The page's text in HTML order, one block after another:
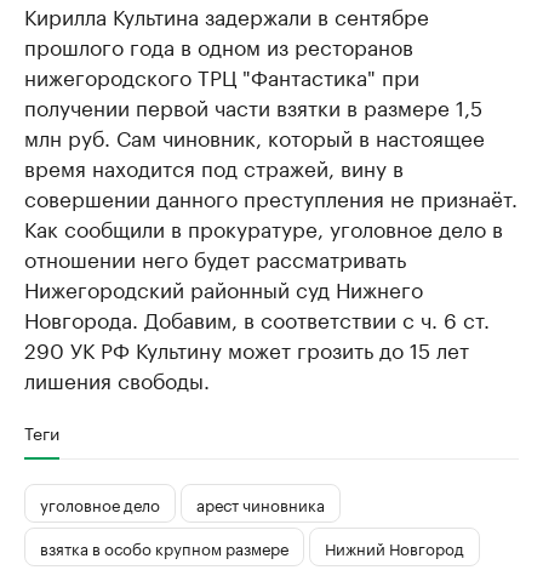
Кирилла Культина задержали в сентябре
прошлого года в одном из ресторанов
нижегородского ТРЦ "Фантастика" при
получении первой части взятки в размере 1,5
млн руб. Сам чиновник, который в настоящее
время находится под стражей, вину в
совершении данного преступления не признаёт.
Как сообщили в прокуратуре, уголовное дело в
отношении него будет рассматривать
Нижегородский районный суд Нижнего
Новгорода. Добавим, в соответствии с ч. 6 ст.
290 УК РФ Культину может грозить до 15 лет
лишения свободы.
Теги
уголовное дело
арест чиновника
взятка в особо крупном размере
Нижний Новгород